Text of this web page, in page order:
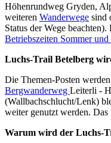
Höhenrundweg Gryden,
weiteren Wanderwege sind
Status der Wege
Betriebszeiten Sommer und
Luchs-Trail Betelberg
Die Themen-Posten
Bergwanderweg Leiterli -
(Wallbachschlucht/Lenk)
weiter genutzt werden. Das
Warum wird der Luchs-